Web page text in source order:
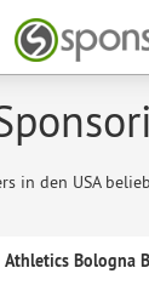
in den USA
Athletics Bologna